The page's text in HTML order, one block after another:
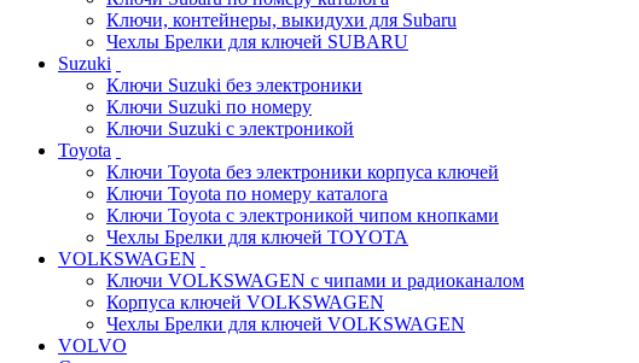
Ключи, контейнеры, выкидухи для Subaru
Чехлы Брелки для ключей SUBARU
Suzuki
Ключи Suzuki без электроники
Ключи Suzuki по номеру
Ключи Suzuki с электроникой
Toyota
Ключи Toyota без электроники корпуса ключей
Ключи Toyota по номеру каталога
Ключи Toyota с электроникой чипом кнопками
Чехлы Брелки для ключей TOYOTA
VOLKSWAGEN
Ключи VOLKSWAGEN с чипами и радиоканалом
Корпуса ключей VOLKSWAGEN
Чехлы Брелки для ключей VOLKSWAGEN
VOLVO